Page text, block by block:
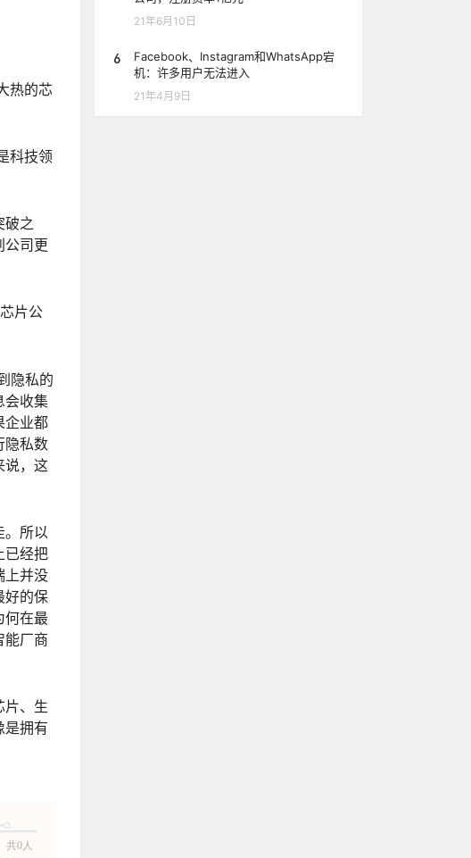
热的芯
科技领
破之
公司更
片公
隐私的
会收集
企业都
隐私数
说，这
。所以
已经把
上并没
好的保
何在最
能厂商
片、生
是拥有
共0人
21年6月10日
6
Facebook、Instagram和WhatsApp宕
机：许多用户无法进入
21年4月9日